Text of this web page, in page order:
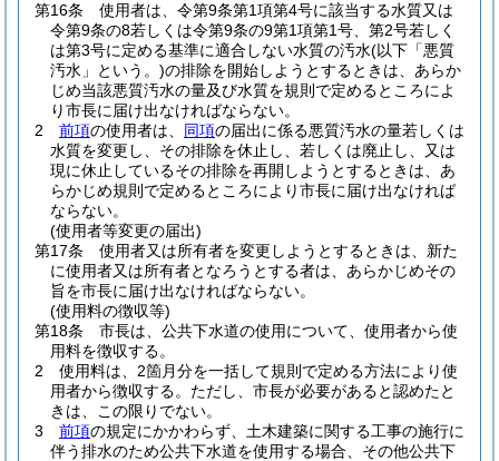
第16条
使用者は、令第9条第1項第4号に該当する水質又は
令第9条の8若しくは令第9条の9第1項第1号、第2号若しく
は第3号に定める基準に適合しない水質の汚水(以下「悪質
汚水」という。)の排除を開始しようとするときは、あらか
じめ当該悪質汚水の量及び水質を規則で定めるところによ
り市長に届け出なければならない。
2
前項の使用者は、 同項の届出に係る悪質汚水の量若しくは
水質を変更し、その排除を休止し、若しくは廃止し、又は
現に休止しているその排除を再開しようとするときは、あ
らかじめ規則で定めるところにより市長に届け出なければ
ならない。
(使用者等変更の届出)
第17条
使用者又は所有者を変更しようとするときは、新た
に使用者又は所有者となろうとする者は、あらかじめその
旨を市長に届け出なければならない。
(使用料の徴収等)
第18条
市長は、公共下水道の使用について、使用者から使
用料を徴収する。
2
使用料は、2箇月分を一括して規則で定める方法により使
用者から徴収する。 ただし、市長が必要があると認めたと
きは、この限りでない。
3
前項の規定にかかわらず、土木建築に関する工事の施行に
伴う排水のため公共下水道を使用する場合、その他公共下